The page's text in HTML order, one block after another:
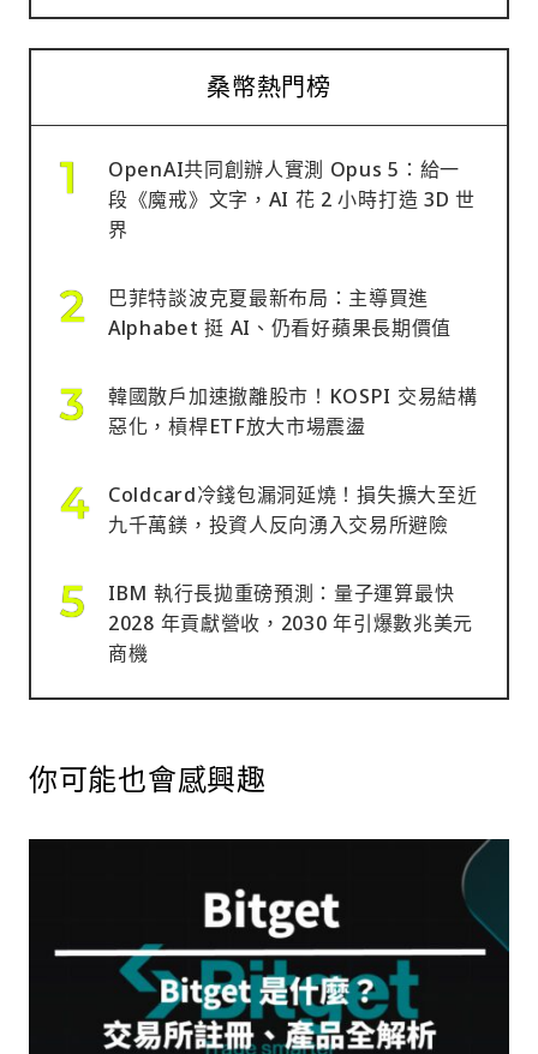
桑幣熱門榜
OpenAI共同創辦人實測 Opus 5：給一
段《魔戒》文字，AI 花 2 小時打造 3D 世
界
巴菲特談波克夏最新布局：主導買進
Alphabet 挺 AI、仍看好蘋果長期價值
韓國散戶加速撤離股市！KOSPI 交易結構
惡化，槓桿ETF放大市場震盪
Coldcard冷錢包漏洞延燒！損失擴大至近
九千萬鎂，投資人反向湧入交易所避險
IBM 執行長拋重磅預測：量子運算最快
2028 年貢獻營收，2030 年引爆數兆美元
商機
你可能也會感興趣